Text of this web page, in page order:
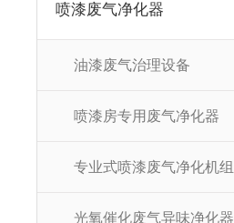
喷漆废气净化器
油漆废气治理设备
喷漆房专用废气净化器
专业式喷漆废气净化机组
光氧催化废气异味净化器